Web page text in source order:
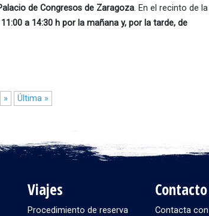
de Congresos de Zaragoza. En el recinto de la
11:00 a 14:30 h por la mañana y, por la tarde, de
» Última »
Viajes
Procedimiento de reserva
Contacto
Contacta